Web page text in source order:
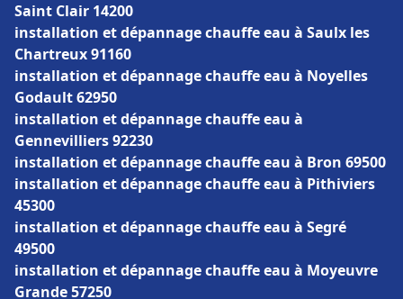
Saint Clair 14200
installation et dépannage chauffe eau à Saulx les
Chartreux 91160
installation et dépannage chauffe eau à Noyelles
Godault 62950
installation et dépannage chauffe eau à
Gennevilliers 92230
installation et dépannage chauffe eau à Bron 69500
installation et dépannage chauffe eau à Pithiviers
45300
installation et dépannage chauffe eau à Segré
49500
installation et dépannage chauffe eau à Moyeuvre
Grande 57250